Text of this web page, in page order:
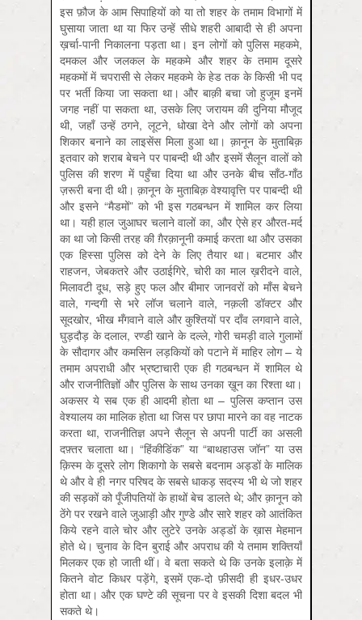
इस फ़ौज के आम सिपाहियों को या तो शहर के तमाम विभागों में
घुसाया जाता था या फिर उन्हें सीधे शहरी आबादी से ही अपना
ख़र्चा-पानी निकालना पड़ता था। इन लोगों को पुलिस महकमे,
दमकल और जलकल के महकमे और शहर के तमाम दूसरे
महकमों में चपरासी से लेकर महकमे के हेड तक के किसी भी पद
पर भर्ती किया जा सकता था। और बाक़ी बचा जो हुजूम इनमें
जगह नहीं पा सकता था, उसके लिए जरायम की दुनिया मौजूद
थी, जहाँ उन्हें ठगने, लूटने, धोखा देने और लोगों को अपना
शिकार बनाने का लाइसेंस मिला हुआ था। क़ानून के मुताबिक़
इतवार को शराब बेचने पर पाबन्दी थी और इसमें सैलून वालों को
पुलिस की शरण में पहुँचा दिया था और उनके बीच साँठ-गाँठ
ज़रूरी बना दी थी। क़ानून के मुताबिक़ वेश्यावृत्ति पर पाबन्दी थी
और इसने “मैडमों” को भी इस गठबन्धन में शामिल कर लिया
था। यही हाल जुआघर चलाने वालों का, और ऐसे हर औरत-मर्द
का था जो किसी तरह की ग़ैरक़ानूनी कमाई करता था और उसका
एक हिस्सा पुलिस को देने के लिए तैयार था। बटमार और
राहजन, जेबकतरे और उठाईगिरे, चोरी का माल ख़रीदने वाले,
मिलावटी दूध, सड़े हुए फल और बीमार जानवरों को माँस बेचने
वाले, गन्दगी से भरे लॉज चलाने वाले, नक़ली डॉक्टर और
सूदखोर, भीख मँगवाने वाले और कुश्तियों पर दाँव लगवाने वाले,
घुड़दौड़ के दलाल, रण्डी खाने के दल्ले, गोरी चमड़ी वाले गुलामों
के सौदागर और कमसिन लड़कियों को पटाने में माहिर लोग – ये
तमाम अपराधी और भ्रष्टाचारी एक ही गठबन्धन में शामिल थे
और राजनीतिज्ञों और पुलिस के साथ उनका ख़ून का रिश्ता था।
अकसर ये सब एक ही आदमी होता था – पुलिस कप्तान उस
वेश्यालय का मालिक होता था जिस पर छापा मारने का वह नाटक
करता था, राजनीतिज्ञ अपने सैलून से अपनी पार्टी का असली
दफ़्तर चलाता था। “हिंकीडिंक” या “बाथहाउस जॉन” या उस
क़िस्म के दूसरे लोग शिकागो के सबसे बदनाम अड्डों के मालिक
थे और वे ही नगर परिषद के सबसे धाकड़ सदस्य भी थे जो शहर
की सड़कों को पूँजीपतियों के हाथों बेच डालते थे; और क़ानून को
ठेंगे पर रखने वाले जुआड़ी और गुण्डे और सारे शहर को आतंकित
किये रहने वाले चोर और लुटेरे उनके अड्डों के ख़ास मेहमान
होते थे। चुनाव के दिन बुराई और अपराध की ये तमाम शक्तियाँ
मिलकर एक हो जाती थीं। वे बता सकते थे कि उनके इलाक़े में
कितने वोट किधर पड़ेंगे, इसमें एक-दो फ़ीसदी ही इधर-उधर
होता था। और एक घण्टे की सूचना पर वे इसकी दिशा बदल भी
सकते थे।